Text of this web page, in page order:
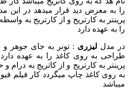
را به معرض دید قرار میدهد در این
پرینتر به کارتریج و از کارتریج به
را به عهده دارد
در مدل لیزری : تونر به جای جوهر
طراحی به روی کاغذ را به عهده
پرینتر به کارتریج و از کاتریج به
به روی کاغذ چاپ میگردد کار فیلم
میباشد